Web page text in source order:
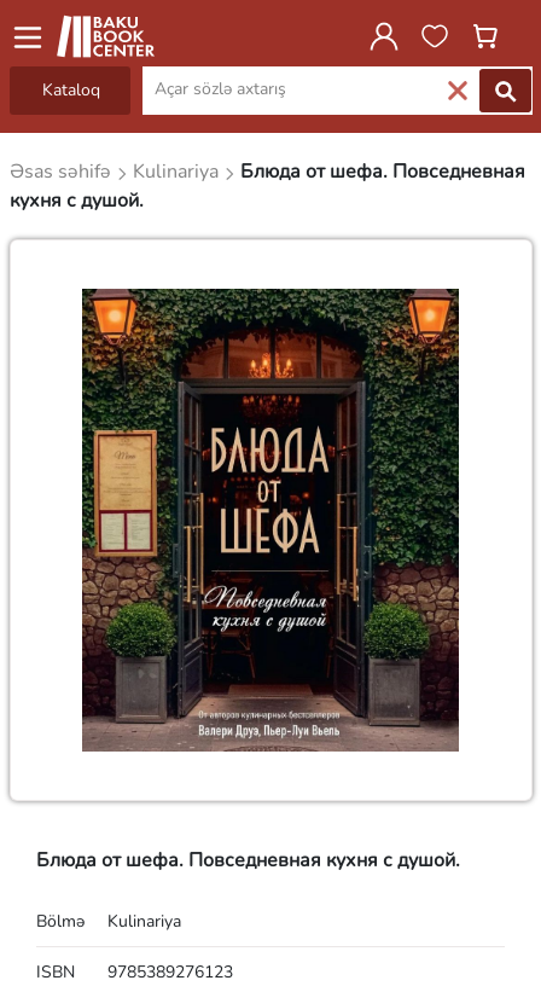
Kataloq
Əsas səhifə Kulinariya
Блюда от шефа. Повседневная
кухня с душой.
Блюда от шефа. Повседневная кухня с душой.
Bölmə Kulinariya
ISBN 9785389276123